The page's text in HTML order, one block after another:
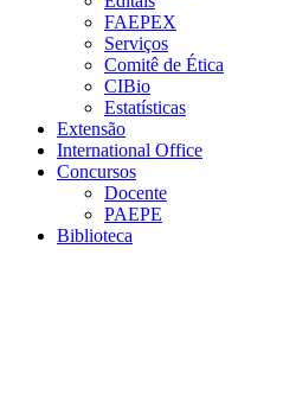
FAEPEX
Serviços
Comitê de Ética
CIBio
Estatísticas
Extensão
International Office
Concursos
Docente
PAEPE
Biblioteca